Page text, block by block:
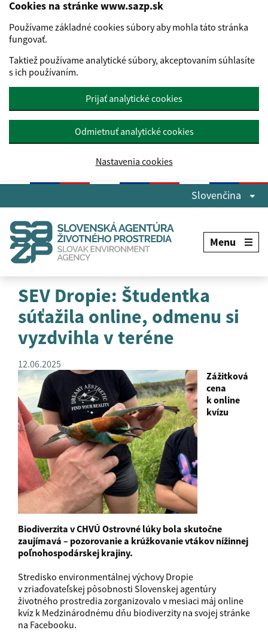
Cookies na stránke www.sazp.sk
Používame základné cookies súbory aby mohla táto stránka
fungovať.
Taktiež používame analytické súbory, akceptovaním súhlasíte
s ich používaním.
Prijať analytické cookies
Odmietnuť analytické cookies
Nastavenia cookies
Slovenčina
Menu
SEV Dropie: Študentka
súťažila online, odmenu si
vyzdvihla v teréne
12.06.2025
Zážitková
cena
k online
kvízu
Biodiverzita v CHVÚ Ostrovné lúky bola skutočne
zaujímavá – pozorovanie a krúžkovanie vtákov nížinnej
poľnohospodárskej krajiny.
Stredisko environmentálnej výchovy Dropie
v zriaďovateľskej pôsobnosti Slovenskej agentúry
životného prostredia zorganizovalo v mesiaci máj online
kvíz k Medzinárodnému dňu biodiverzity na svojej stránke
na Facebooku.